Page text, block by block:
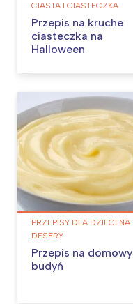
CIASTA I CIASTECZKA
Przepis na kruche
ciasteczka na
Halloween
PRZEPISY DLA DZIECI NA
DESERY
Przepis na domowy
budyń